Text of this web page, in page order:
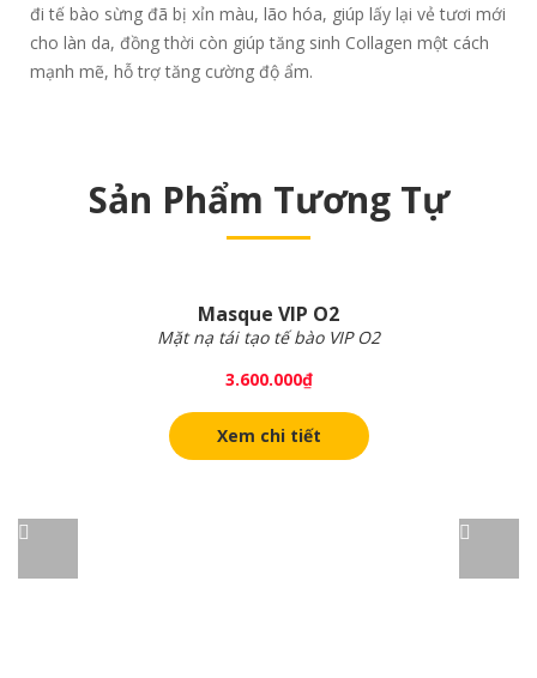
đi tế bào sừng đã bị xỉn màu, lão hóa, giúp lấy lại vẻ tươi mới
cho làn da, đồng thời còn giúp tăng sinh Collagen một cách
mạnh mẽ, hỗ trợ tăng cường độ ẩm.
Sản Phẩm Tương Tự
Masque VIP O2
Mặt nạ tái tạo tế bào VIP O2
3.600.000₫
Xem chi tiết